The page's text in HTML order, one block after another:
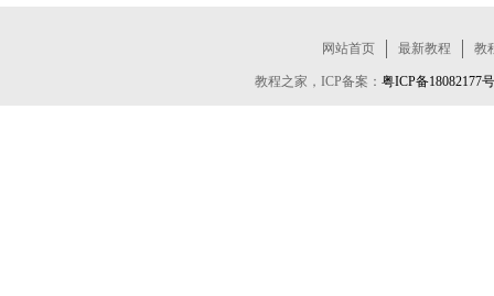
网站首页 最新教程 教
教程之家，ICP备案： 粤ICP备18082177号